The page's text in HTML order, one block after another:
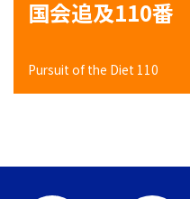
国会追及110番
Pursuit of the Diet 110